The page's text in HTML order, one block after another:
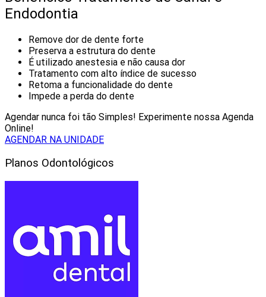
Endodontia
Remove dor de dente forte
Preserva a estrutura do dente
É utilizado anestesia e não causa dor
Tratamento com alto índice de sucesso
Retoma a funcionalidade do dente
Impede a perda do dente
Agendar nunca foi tão Simples! Experimente nossa Agenda
Online!
AGENDAR NA UNIDADE
Planos Odontológicos